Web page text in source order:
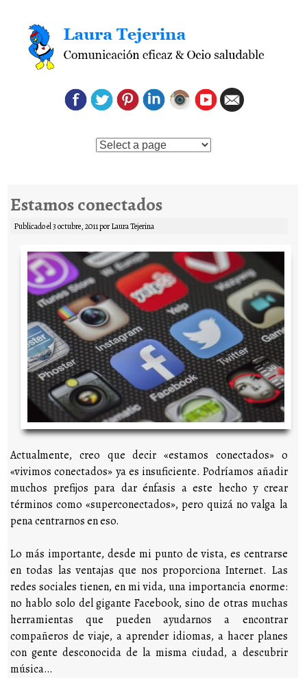
Saltar al contenido
Estamos conectados
Publicado el3 octubre, 2011porLaura Tejerina
Actualmente, creo que decir «estamos conectados» o
«vivimos conectados» ya es insuficiente. Podríamos añadir
muchos prefijos para dar énfasis a este hecho y crear
términos como «superconectados», pero quizá no valga la
pena centrarnos en eso.
Lo más importante, desde mi punto de vista, es centrarse
en todas las ventajas que nos proporciona Internet. Las
redes sociales tienen, en mi vida, una importancia enorme:
no hablo solo del gigante Facebook, sino de otras muchas
herramientas que pueden ayudarnos a encontrar
compañeros de viaje, a aprender idiomas, a hacer planes
con gente desconocida de la misma ciudad, a descubrir
música…